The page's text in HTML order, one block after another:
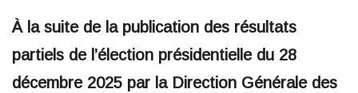
À la suite de la publication des résultats
partiels de l’élection présidentielle du 28
décembre 2025 par la Direction Générale des